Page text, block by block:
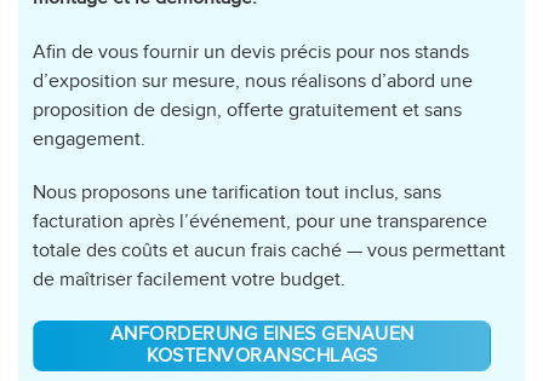
Afin de vous fournir un devis précis pour nos stands
d’exposition sur mesure, nous réalisons d’abord une
proposition de design, offerte gratuitement et sans
engagement.
Nous proposons une tarification tout inclus, sans
facturation après l’événement, pour une transparence
totale des coûts et aucun frais caché — vous permettant
de maîtriser facilement votre budget.
ANFORDERUNG EINES GENAUEN
KOSTENVORANSCHLAGS